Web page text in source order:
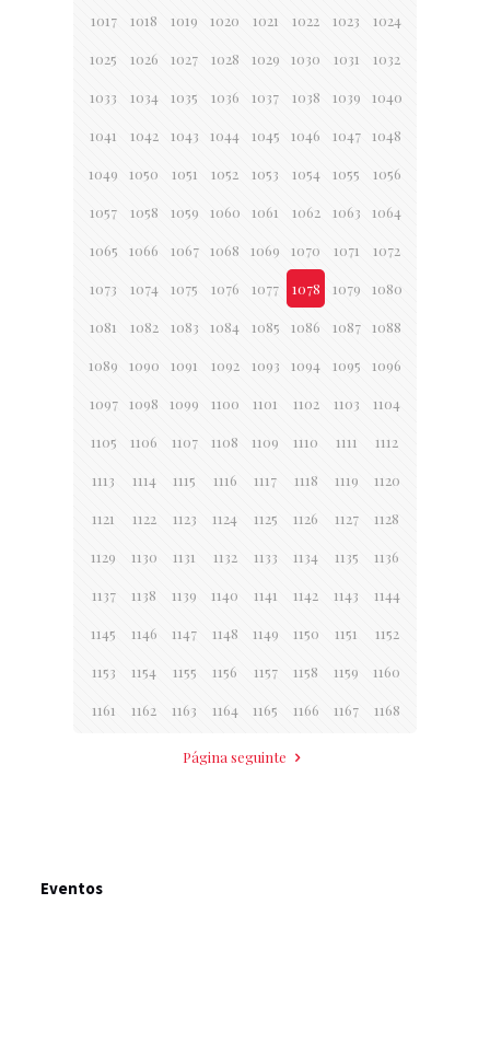
1017 1018 1019 1020 1021 1022 1023 1024
1025 1026 1027 1028 1029 1030 1031 1032
1033 1034 1035 1036 1037 1038 1039 1040
1041 1042 1043 1044 1045 1046 1047 1048
1049 1050 1051 1052 1053 1054 1055 1056
1057 1058 1059 1060 1061 1062 1063 1064
1065 1066 1067 1068 1069 1070 1071 1072
1073 1074 1075 1076 1077 1078 1079 1080
1081 1082 1083 1084 1085 1086 1087 1088
1089 1090 1091 1092 1093 1094 1095 1096
1097 1098 1099 1100 1101 1102 1103 1104
1105 1106 1107 1108 1109 1110 1111 1112
1113 1114 1115 1116 1117 1118 1119 1120
1121 1122 1123 1124 1125 1126 1127 1128
1129 1130 1131 1132 1133 1134 1135 1136
1137 1138 1139 1140 1141 1142 1143 1144
1145 1146 1147 1148 1149 1150 1151 1152
1153 1154 1155 1156 1157 1158 1159 1160
1161 1162 1163 1164 1165 1166 1167 1168
Página seguinte
Eventos